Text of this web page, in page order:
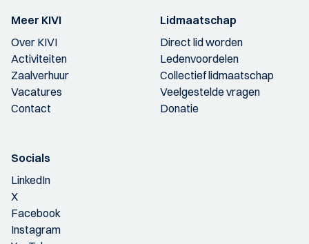
Meer KIVI
Over KIVI
Activiteiten
Zaalverhuur
Vacatures
Contact
Lidmaatschap
Direct lid worden
Ledenvoordelen
Collectief lidmaatschap
Veelgestelde vragen
Donatie
Socials
LinkedIn
X
Facebook
Instagram